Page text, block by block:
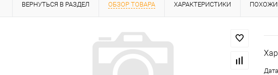
ВЕРНУТЬСЯ В РАЗДЕЛ ОБЗОР ТОВАРА ХАРАКТЕРИСТИКИ